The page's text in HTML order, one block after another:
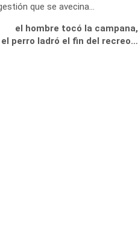
que se avecina…
el hombre tocó la campana,
el perro ladró el fin del recreo…